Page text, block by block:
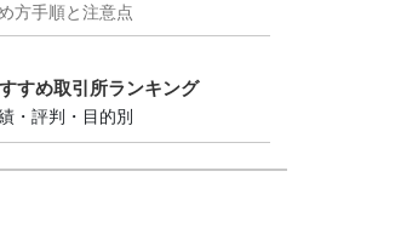
方手順と注意点
すめ取引所ランキング
・評判・目的別